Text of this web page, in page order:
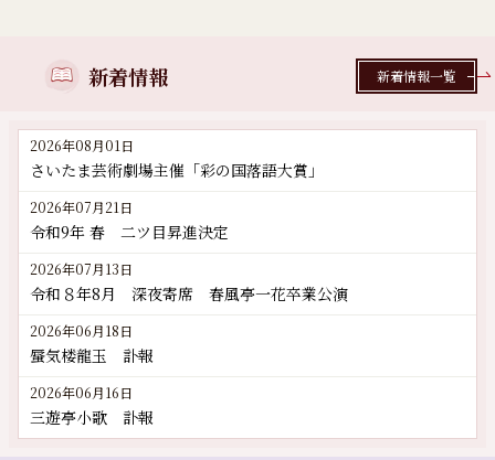
新着情報
2026年08月01日
さいたま芸術劇場主催「彩の国落語大賞」
2026年07月21日
令和9年 春 二ツ目昇進決定
2026年07月13日
令和８年8月 深夜寄席 春風亭一花卒業公演
2026年06月18日
蜃気楼龍玉 訃報
2026年06月16日
三遊亭小歌 訃報
新着情報一覧